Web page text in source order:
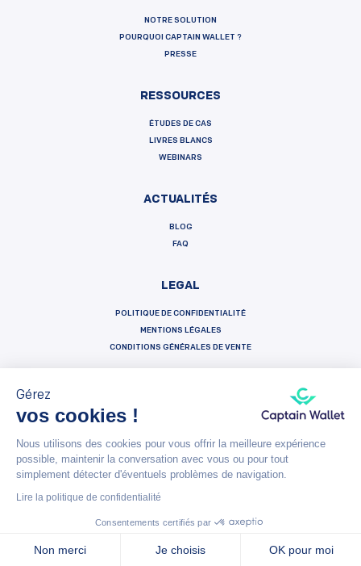
NOTRE SOLUTION
POURQUOI CAPTAIN WALLET ?
PRESSE
RESSOURCES
ÉTUDES DE CAS
LIVRES BLANCS
WEBINARS
ACTUALITÉS
BLOG
FAQ
LEGAL
POLITIQUE DE CONFIDENTIALITÉ
MENTIONS LÉGALES
CONDITIONS GÉNÉRALES DE VENTE
Captain Wallet (by Brevo) is made with heart by Carving Labs - 106 Blvd Haussmann - 75008 - Paris
© Captain Wallet 2023Mentions légalesPolitique de Confidentialité
Gérez
vos cookies !
Nous utilisons des cookies pour vous offrir la meilleure expérience
possible, maintenir la conversation avec vous ou pour tout
simplement détecter d'éventuels problèmes de navigation.
Lire la politique de confidentialité
Consentements certifiés par
Non merci Je choisis OK pour moi